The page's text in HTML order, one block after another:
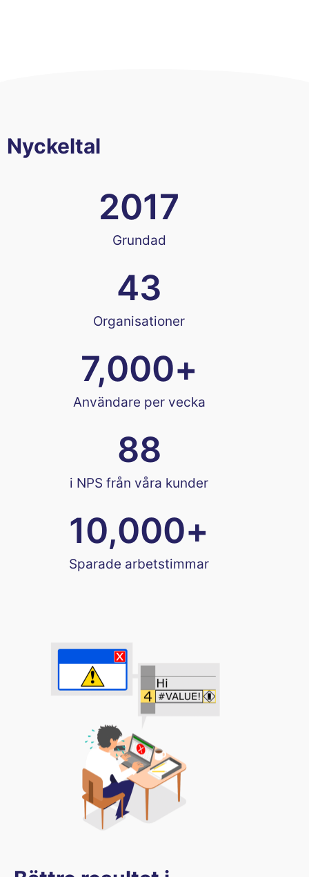
Nyckeltal
Grundad
2017
Organisationer
43
Användare per vecka
7,000+
i NPS från våra kunder
88
Sparade arbetstimmar
10,000+